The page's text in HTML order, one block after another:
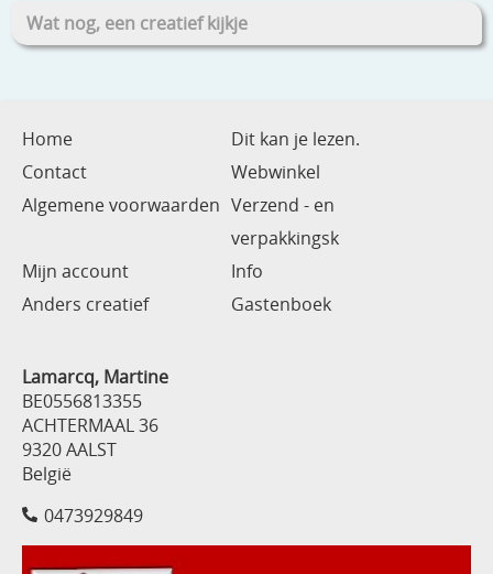
Wat nog, een creatief kijkje
Home
Dit kan je lezen.
Contact
Webwinkel
Algemene voorwaarden Verzend - en
verpakkingsk
Mijn account
Info
Anders creatief
Gastenboek
Lamarcq, Martine
BE0556813355
ACHTERMAAL 36
9320 AALST
België
0473929849